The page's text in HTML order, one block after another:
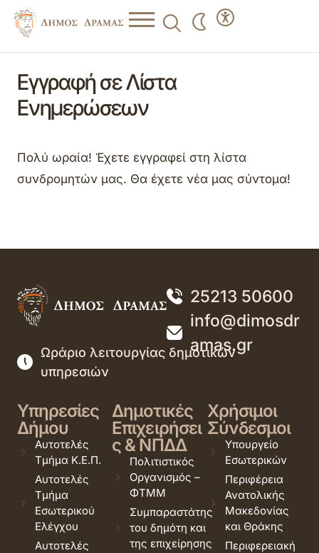
Εγγραφή σε Λίστα
Ενημερώσεων
Πολύ ωραία! Έχετε εγγραφεί στη λίστα
συνδρομητών μας. Θα έχετε νέα μας σύντομα!
25213 50600
info@dimosdr
amas.gr
Ωράριο λειτουργίας δημοτικών
υπηρεσιών
Υπηρεσίες
Δήμου
Αυτοτελές
Τμήμα Κ.Ε.Π.
Αυτοτελές
Τμήμα
Εσωτερικού
Ελέγχου
Αυτοτελές
Δημοτικές
Επιχειρήσει
ς & ΝΠΔΔ
Πολιτιστικός
Οργανισμός –
ΦΤΜΜ
Συμπαραστάτης
του δημότη και
της επιχείρησης
Χρήσιμοι
Σύνδεσμοι
Υπουργείο
Εσωτερικών
Περιφέρεια
Ανατολικής
Μακεδονίας
και Θράκης
Περιφερειακή